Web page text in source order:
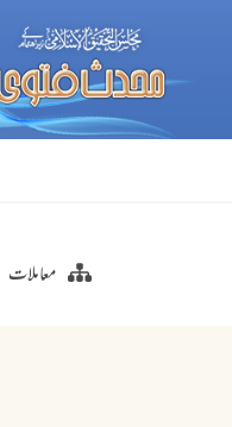
معاملات